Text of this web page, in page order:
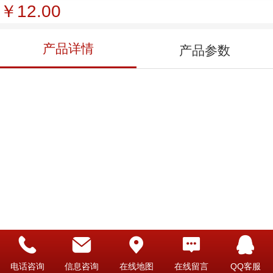
￥12.00
产品详情 产品参数
电话咨询 信息咨询 在线地图 在线留言 QQ客服